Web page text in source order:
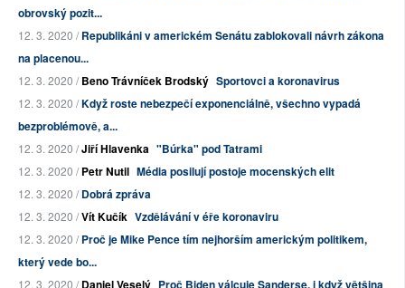
obrovský pozit...
12. 3. 2020 /Republikáni v americkém Senátu zablokovali návrh zákona
na placenou...
12. 3. 2020 /Beno Trávníček Brodský Sportovci a koronavirus
12. 3. 2020 /Když roste nebezpečí exponenciálně, všechno vypadá
bezproblémově, a...
12. 3. 2020 /Jiří Hlavenka "Búrka" pod Tatrami
12. 3. 2020 /Petr Nutil Média posilují postoje mocenských elit
12. 3. 2020 /Dobrá zpráva
12. 3. 2020 /Vít Kučík Vzdělávání v éře koronaviru
12. 3. 2020 /Proč je Mike Pence tím nejhorším americkým politikem,
který vede bo...
12. 3. 2020 /Daniel Veselý Proč Biden válcuje Sanderse, i když většina